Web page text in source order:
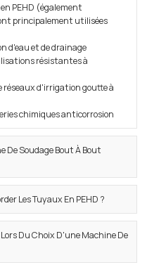
PEHD (également
principalement utilisées
d'eau et de drainage
résistantes à
d'irrigation goutte à
chimiques anticorrosion
De Soudage Bout À Bout
Les Tuyaux En PEHD ?
Du Choix D'une Machine De